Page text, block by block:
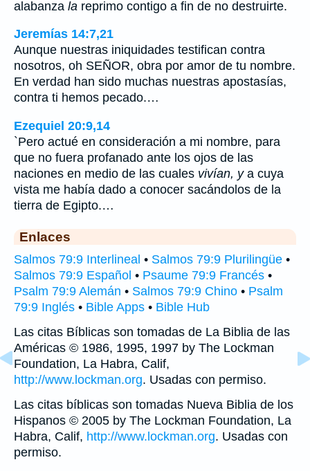
alabanza la reprimo contigo a fin de no destruirte.
Jeremías 14:7,21
Aunque nuestras iniquidades testifican contra
nosotros, oh SEÑOR, obra por amor de tu nombre.
En verdad han sido muchas nuestras apostasías,
contra ti hemos pecado.…
Ezequiel 20:9,14
`Pero actué en consideración a mi nombre, para
que no fuera profanado ante los ojos de las
naciones en medio de las cuales vivían, ya cuya
vista me había dado a conocer sacándolos de la
tierra de Egipto.…
Enlaces
Salmos 79:9 Interlineal • Salmos 79:9 Plurilingüe •
Salmos 79:9 Español • Psaume 79:9 Francés •
Psalm 79:9 Alemán • Salmos 79:9 Chino • Psalm
79:9 Inglés • Bible Apps • Bible Hub
Las citas Bíblicas son tomadas de La Biblia de las
Américas © 1986, 1995, 1997 by The Lockman
Foundation, La Habra, Calif,
http://www.lockman.org. Usadas con permiso.
Las citas bíblicas son tomadas Nueva Biblia de los
Hispanos © 2005 by The Lockman Foundation, La
Habra, Calif, http://www.lockman.org. Usadas con
permiso.